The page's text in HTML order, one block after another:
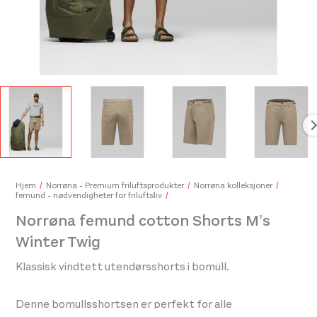
Norrøna falketind equaliser stretch Tights W's Indigo Night
1.499,- 749,-
Hjem Norrøna - Premium friluftsprodukter
Norrøna kolleksjoner
femund - nødvendigheter for friluftsliv
Norrøna femund cotton Shorts M’s
Winter Twig
Klassisk vindtett utendørsshorts i bomull.
Denne bomullsshortsen er perfekt for alle